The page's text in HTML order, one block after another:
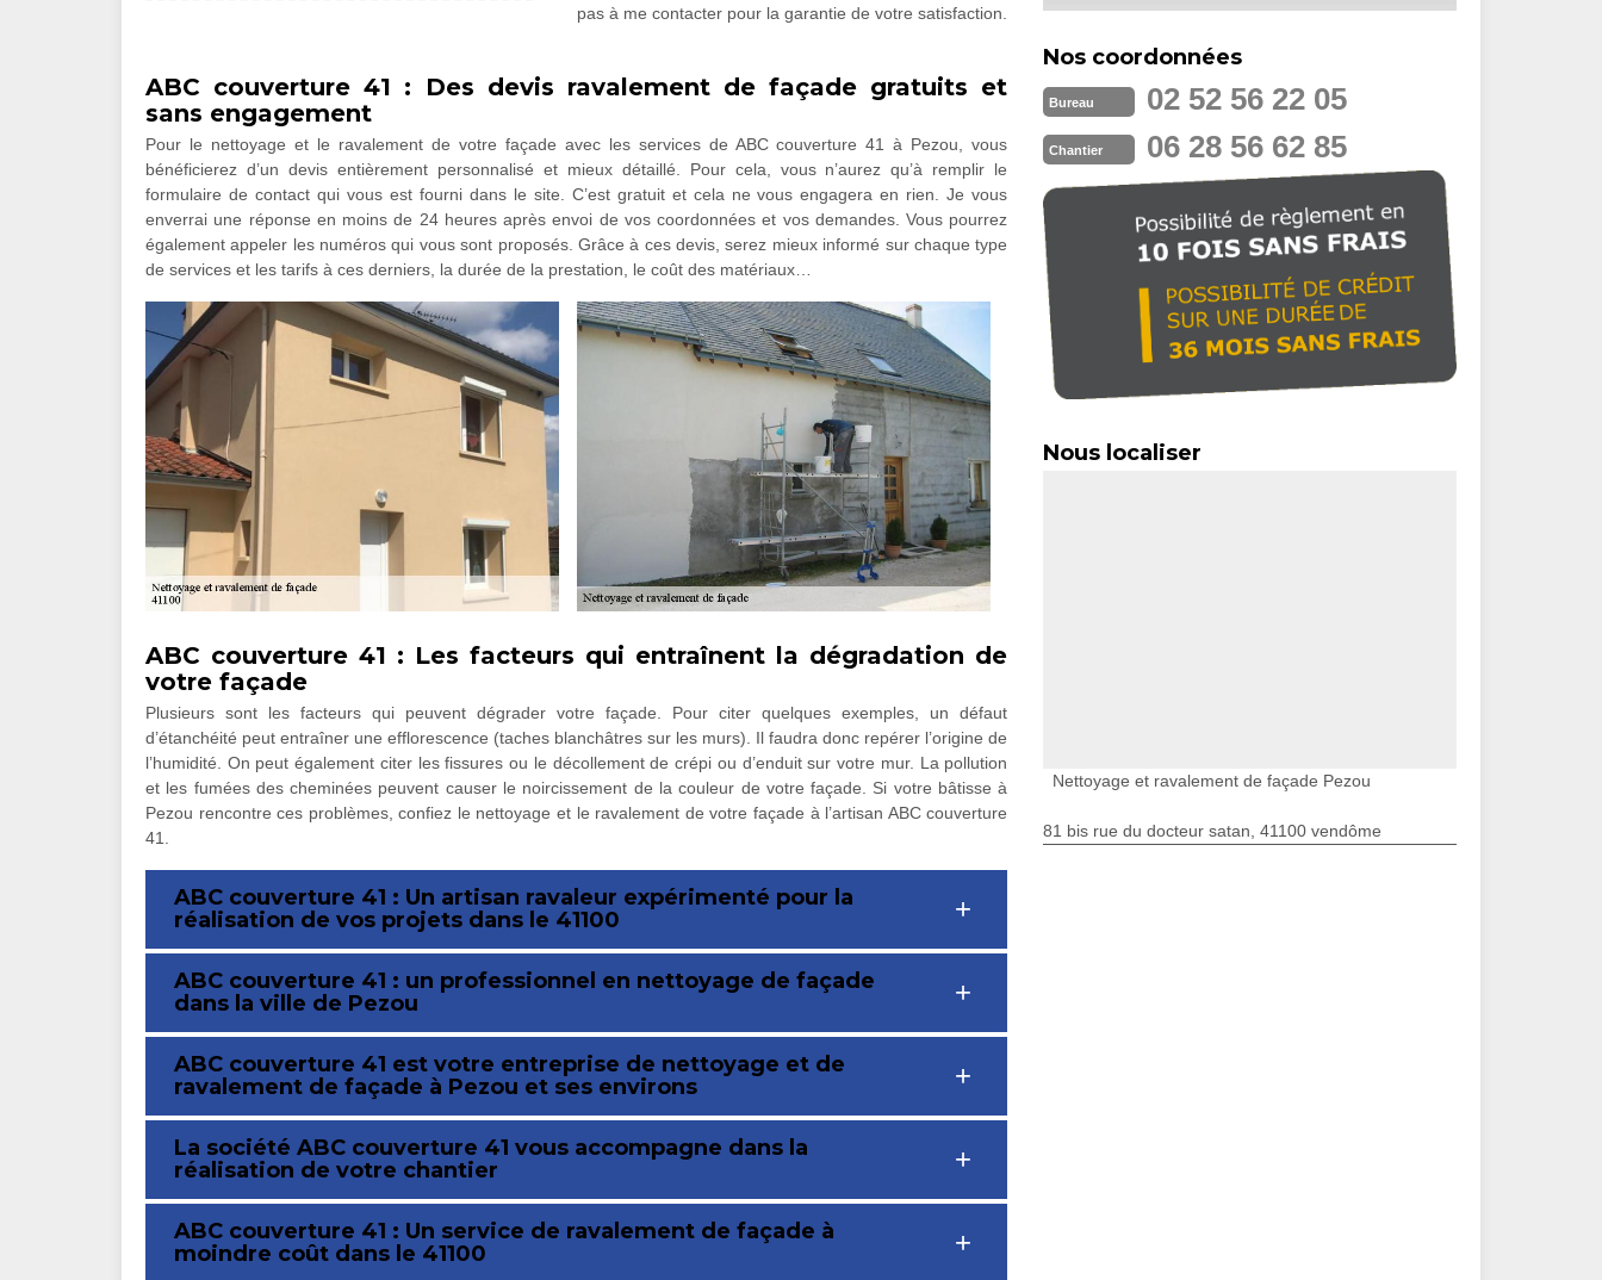
pas à me contacter pour la garantie de votre satisfaction.
ABC couverture 41 : Des devis ravalement de façade gratuits et
sans engagement
Pour le nettoyage et le ravalement de votre façade avec les services de ABC couverture 41 à Pezou, vous
bénéficierez d’un devis entièrement personnalisé et mieux détaillé. Pour cela, vous n’aurez qu’à remplir le
formulaire de contact qui vous est fourni dans le site. C’est gratuit et cela ne vous engagera en rien. Je vous
enverrai une réponse en moins de 24 heures après envoi de vos coordonnées et vos demandes. Vous pourrez
également appeler les numéros qui vous sont proposés. Grâce à ces devis, serez mieux informé sur chaque type
de services et les tarifs à ces derniers, la durée de la prestation, le coût des matériaux…
ABC couverture 41 : Les facteurs qui entraînent la dégradation de
votre façade
Plusieurs sont les facteurs qui peuvent dégrader votre façade. Pour citer quelques exemples, un défaut
d’étanchéité peut entraîner une efflorescence (taches blanchâtres sur les murs). Il faudra donc repérer l’origine de
l’humidité. On peut également citer les fissures ou le décollement de crépi ou d’enduit sur votre mur. La pollution
et les fumées des cheminées peuvent causer le noircissement de la couleur de votre façade. Si votre bâtisse à
Pezou rencontre ces problèmes, confiez le nettoyage et le ravalement de votre façade à l’artisan ABC couverture
41.
ABC couverture 41 : Un artisan ravaleur expérimenté pour la
réalisation de vos projets dans le 41100
ABC couverture 41 : un professionnel en nettoyage de façade
dans la ville de Pezou
ABC couverture 41 est votre entreprise de nettoyage et de
ravalement de façade à Pezou et ses environs
La société ABC couverture 41 vous accompagne dans la
réalisation de votre chantier
ABC couverture 41 : Un service de ravalement de façade à
moindre coût dans le 41100
Nos coordonnées
Bureau 02 52 56 22 05
Chantier 06 28 56 62 85
Nous localiser
Nettoyage et ravalement de façade Pezou
81 bis rue du docteur satan, 41100 vendôme